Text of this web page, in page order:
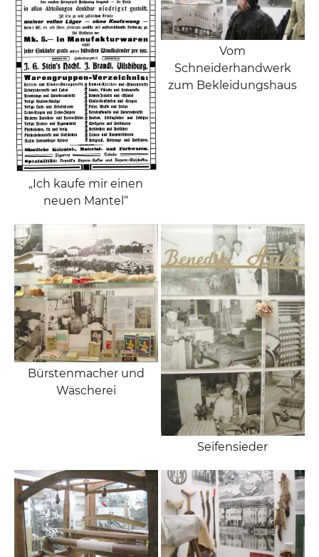
„Ich kaufe mir einen
neuen Mantel“
Vom
Schneiderhandwerk
zum Bekleidungshaus
Bürstenmacher und
Wäscherei
Seifensieder